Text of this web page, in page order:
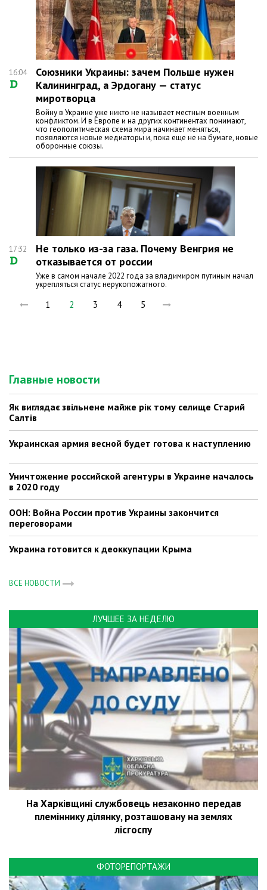
16:04
Союзники Украины: зачем Польше нужен
Калининград, а Эрдогану — статус
миротворца
Войну в Украине уже никто не называет местным военным
конфликтом. И в Европе и на других континентах понимают,
что геополитическая схема мира начинает меняться,
появляются новые медиаторы и, пока еще не на бумаге, новые
оборонные союзы.
17:32
Не только из-за газа. Почему Венгрия не
отказывается от россии
Уже в самом начале 2022 года за владимиром путиным начал
укрепляться статус нерукопожатного.
1 2 3 4 5
Главные новости
Як виглядає звільнене майже рік тому селище Старий
Салтів
Украинская армия весной будет готова к наступлению
Уничтожение российской агентуры в Украине началось
в 2020 году
ООН: Война России против Украины закончится
переговорами
Украина готовится к деоккупации Крыма
ВСЕ НОВОСТИ
ЛУЧШЕЕ ЗА НЕДЕЛЮ
На Харківщині службовець незаконно передав
племіннику ділянку, розташовану на землях
лісгоспу
ФОТОРЕПОРТАЖИ